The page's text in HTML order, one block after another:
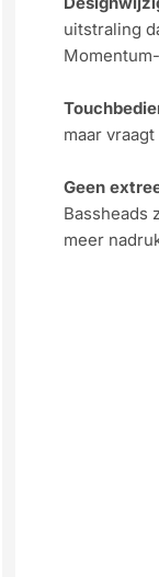
uitstraling
maar
Geen
Bassheads
meer